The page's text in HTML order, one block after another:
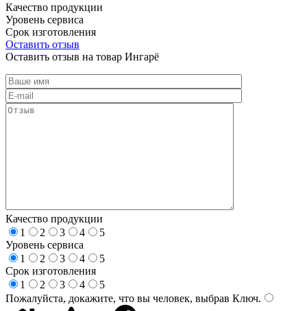
Качество продукции
Уровень сервиса
Срок изготовления
Оставить отзыв
Оставить отзыв на товар Ингарё
Качество продукции
1
2 3 4
5
Уровень сервиса
1
2 3 4
5
Срок изготовления
1
2 3 4
5
Пожалуйста, докажите, что вы человек, выбрав Ключ.